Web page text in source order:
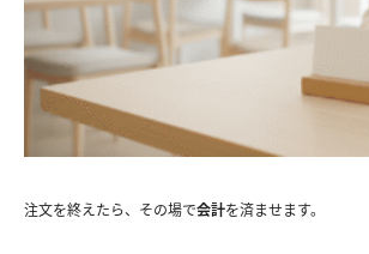
注文を終えたら、その場で会計を済ませます。